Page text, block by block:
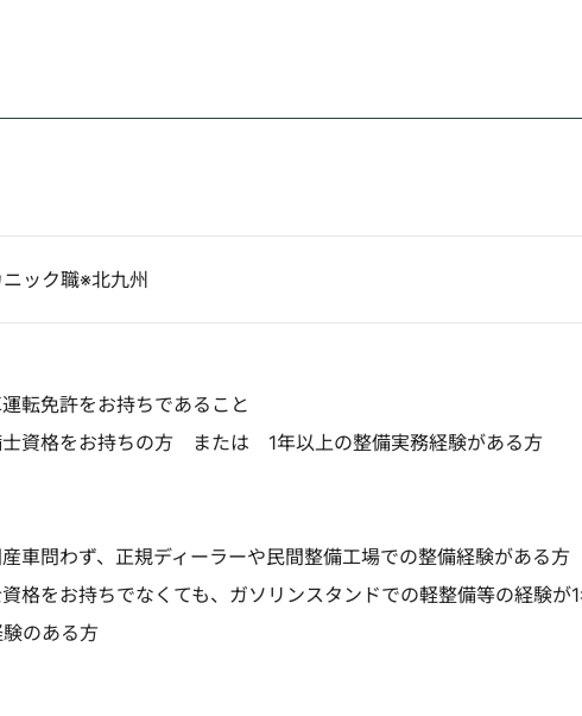
ニック職※北九州
転免許をお持ちであること
資格をお持ちの方 または 1年以上の整備実務経験がある方
車問わず、正規ディーラーや民間整備工場での整備経験がある方
格をお持ちでなくても、ガソリンスタンドでの軽整備等の経験が
のある方